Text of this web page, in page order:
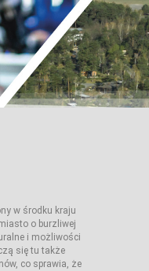
w środku kraju
o burzliwej
i możliwości
się tu także
co sprawia, że